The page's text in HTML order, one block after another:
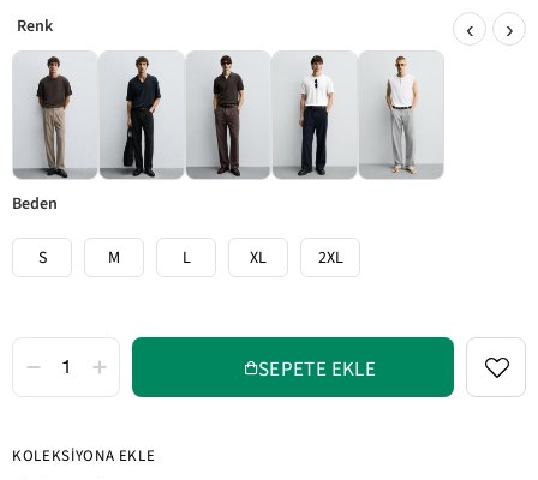
‹ ›
beden
S M L XL 2XL
KOLEKSIYONA EKLE